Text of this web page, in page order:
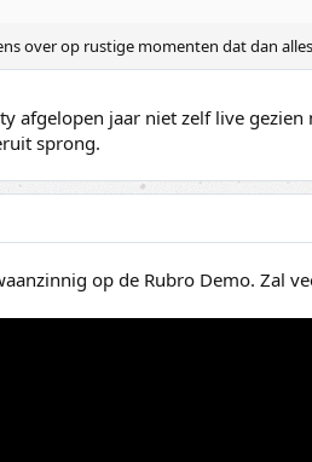
over op rustige momenten dat dan
afgelopen jaar niet zelf live
sprong.
op de Rubro Demo. Zal